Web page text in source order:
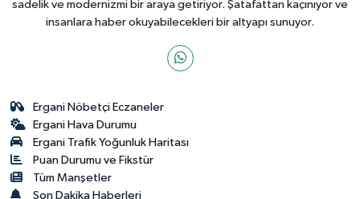
sadelik ve modernizmi bir araya getiriyor. Şatafattan kaçınıyor ve
insanlara haber okuyabilecekleri bir altyapı sunuyor.
Ergani Nöbetçi Eczaneler
Ergani Hava Durumu
Ergani Trafik Yoğunluk Haritası
Puan Durumu ve Fikstür
Tüm Manşetler
Son Dakika Haberleri